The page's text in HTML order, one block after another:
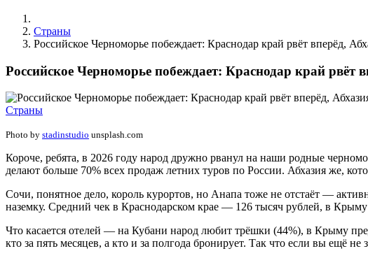
Страны
Российское Черноморье побеждает: Краснодар край рвёт вперёд,
Российское Черноморье побеждает: Краснодар край рвёт
Страны
Photo by stadinstudio unsplash.com
Короче, ребята, в 2026 году народ дружно рванул на наши родные
делают больше 70% всех продаж летних туров по России. Абхазия же,
Сочи, понятное дело, король курортов, но Анапа тоже не отстаёт —
наземку. Средний чек в Краснодарском крае — 126 тысяч рублей, в
Что касается отелей — на Кубани народ любит трёшки (44%), в Крыму
кто за пять месяцев, а кто и за полгода бронирует. Так что если вы ещё